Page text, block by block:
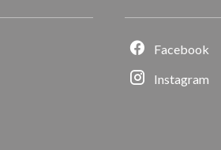
Facebook
Instagram